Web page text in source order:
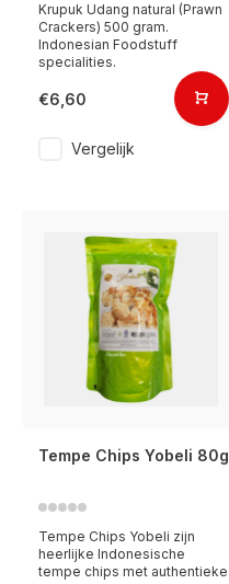
Krupuk Udang natural (Prawn
Crackers) 500 gram.
Indonesian Foodstuff
specialities.
€6,60
Vergelijk
Tempe Chips Yobeli 80g
Tempe Chips Yobeli zijn
heerlijke Indonesische
tempe chips met authentieke